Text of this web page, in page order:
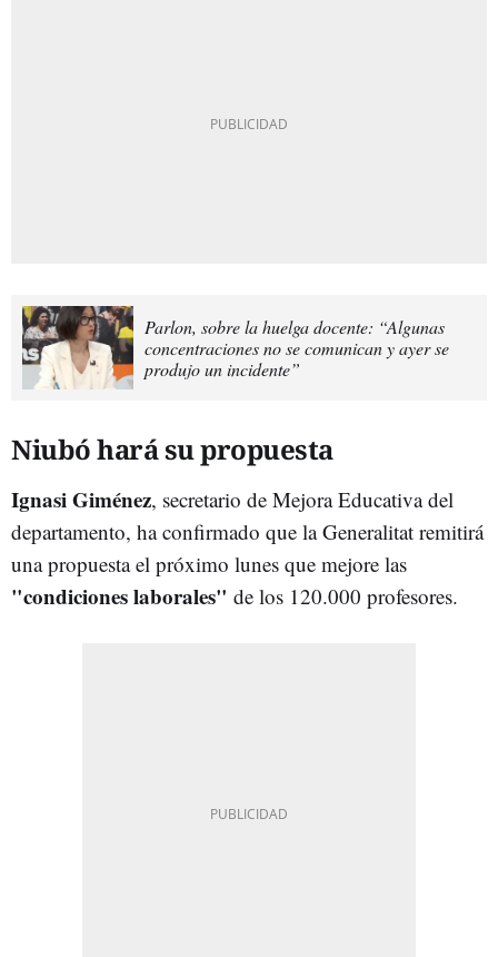
Parlon, sobre la huelga docente: “Algunas
concentraciones no se comunican y ayer se
produjo un incidente”
Niubó hará su propuesta
Ignasi Giménez, secretario de Mejora Educativa del
departamento, ha confirmado que la Generalitat remitirá
una propuesta el próximo lunes que mejore las
"condiciones laborales" de los 120.000 profesores.